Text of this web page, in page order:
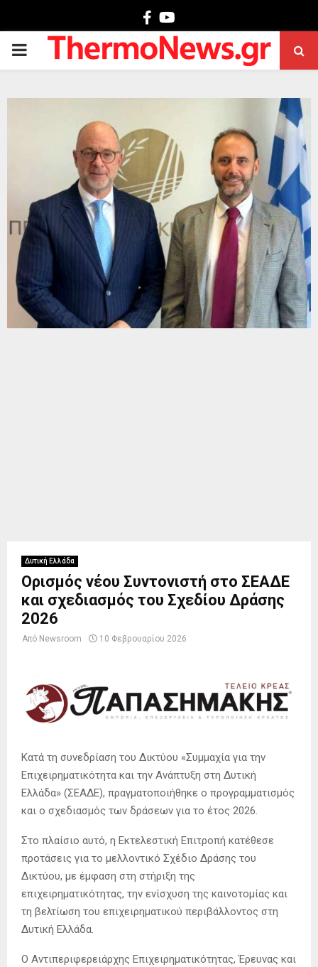
Facebook
PRIMARY
Δυτική Ελλάδα
Ορισμός νέου Συντονιστή στο ΣΕΑΔΕ
και σχεδιασμός του Σχεδίου Δράσης
2026
Από Newsroom 10 Φεβρουαρίου 2026
Κατά τη συνεδρίαση του Δικτύου «Συμμαχία για την
Επιχειρηματικότητα και την Ανάπτυξη στη Δυτική
Ελλάδα» (ΣΕΑΔΕ), πραγματοποιήθηκε ο προγραμματισμός
και ο σχεδιασμός των δράσεων για το έτος 2026.
Στο πλαίσιο αυτό, η Εκτελεστική Επιτροπή κατέθεσε
προτάσεις για το μελλοντικό Σχέδιο Δράσης του
Δικτύου, με έμφαση στη στήριξη της
επιχειρηματικότητας, την ενίσχυση της καινοτομίας και
τη βελτίωση του επιχειρηματικού περιβάλλοντος στη
Δυτική Ελλάδα.
Ο Αντιπεριφερειάρχης Επιχειρηματικότητας, Έρευνας και